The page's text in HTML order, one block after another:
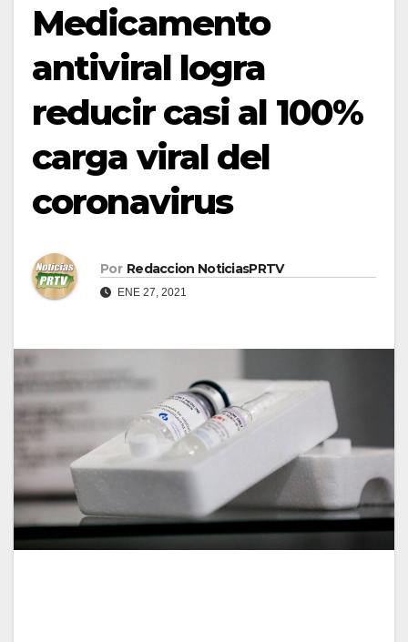
Medicamento
antiviral logra
reducir casi al 100%
carga viral del
coronavirus
Por Redaccion NoticiasPRTV
ENE 27, 2021